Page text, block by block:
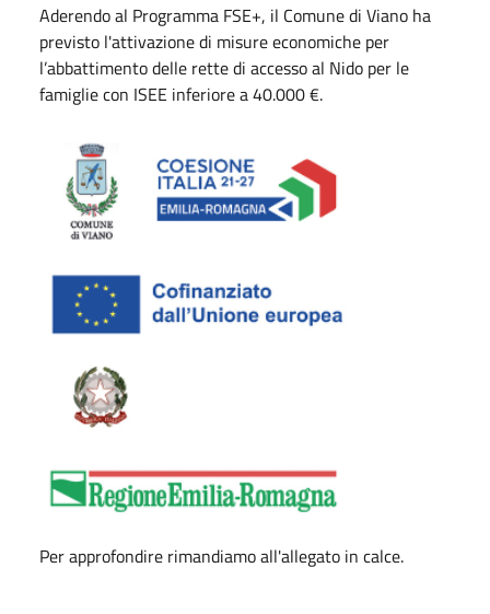
Aderendo al Programma FSE+, il Comune di Viano ha
previsto l'attivazione di misure economiche per
l’abbattimento delle rette di accesso al Nido per le
famiglie con ISEE inferiore a 40.000 €.
Per approfondire rimandiamo all'allegato in calce.